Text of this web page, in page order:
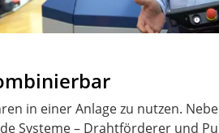
in einer Anlage zu nutzen.
Systeme – Drahtförderer und